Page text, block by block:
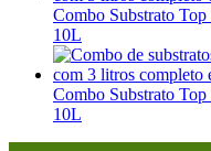
Combo Substrato
10L
Combo Substrato
10L